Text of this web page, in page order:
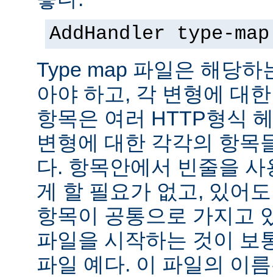
AddHandler type-
Type map 파일은 해당하
아야 하고, 각 변형에 대
항목은 여러 HTTP형식
변형에 대한 각각의 항목
다. 항목안에서 빈줄을
게 할 필요가 없고, 있어
항목이 공통으로 가지고
파일을 시작하는 것이 보
파일 예다. 이 파일의 이